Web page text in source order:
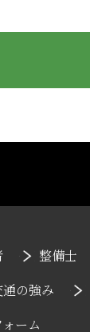
整備士
通の強み
ーム